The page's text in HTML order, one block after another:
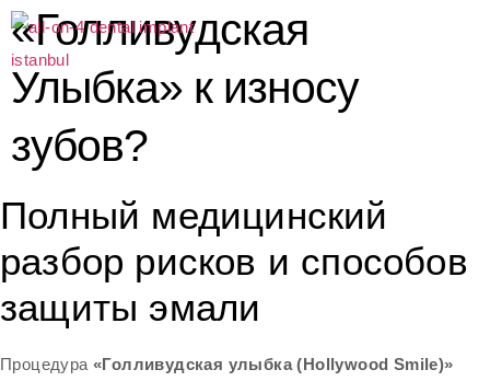
«Голливудская
Улыбка» к износу
зубов?
Полный медицинский
разбор рисков и способов
защиты эмали
Процедура «Голливудская улыбка (Hollywood Smile)»